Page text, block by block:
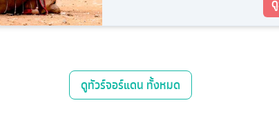
ดูทัวร์จอร์แดน ทั้งหมด